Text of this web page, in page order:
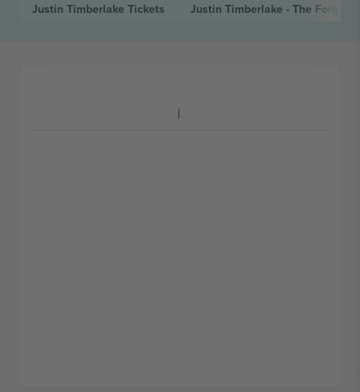
Justin Timberlake Tickets Justin Timberlake - The Forget